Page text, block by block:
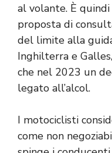
al volante. È
proposta di
del limite alla
Inghilterra e
che nel 2023 un
legato all’alcol.
I motociclisti
come non